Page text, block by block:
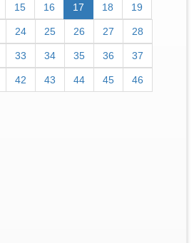
15 16 17 18 19
24 25 26 27 28
33 34 35 36 37
42 43 44 45 46